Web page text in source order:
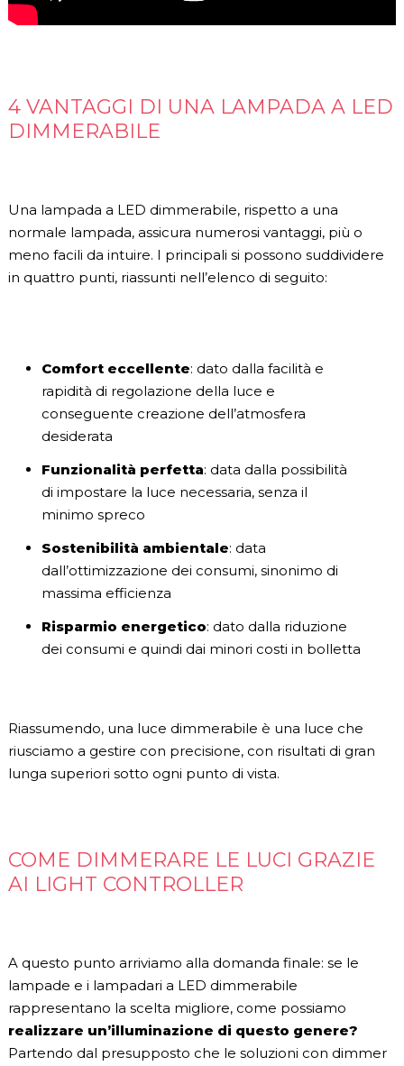
4 VANTAGGI DI UNA LAMPADA A LED
DIMMERABILE
Una lampada a LED dimmerabile, rispetto a una
normale lampada, assicura numerosi vantaggi, più o
meno facili da intuire. I principali si possono suddividere
in quattro punti, riassunti nell’elenco di seguito:
Comfort eccellente: dato dalla facilità e
rapidità di regolazione della luce e
conseguente creazione dell’atmosfera
desiderata
Funzionalità perfetta: data dalla possibilità
di impostare la luce necessaria, senza il
minimo spreco
Sostenibilità ambientale: data
dall’ottimizzazione dei consumi, sinonimo di
massima efficienza
Risparmio energetico: dato dalla riduzione
dei consumi e quindi dai minori costi in bolletta
Riassumendo, una luce dimmerabile è una luce che
riusciamo a gestire con precisione, con risultati di gran
lunga superiori sotto ogni punto di vista.
COME DIMMERARE LE LUCI GRAZIE
AI LIGHT CONTROLLER
A questo punto arriviamo alla domanda finale: se le
lampade e i lampadari a LED dimmerabile
rappresentano la scelta migliore, come possiamo
realizzare un’illuminazione di questo genere?
Partendo dal presupposto che le soluzioni con dimmer